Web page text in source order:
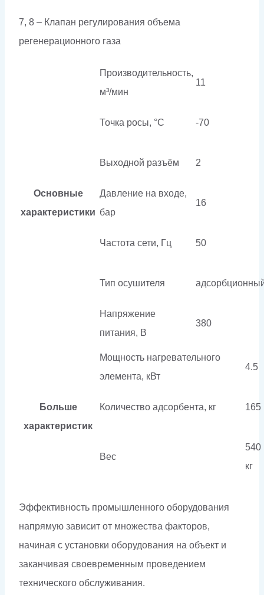
7, 8 – Клапан регулирования объема
регенерационного газа
Основные
характеристики
Производительность,
м³/мин
11
Точка росы, °C -70
Выходной разъём 2
Давление на входе,
бар
16
Частота сети, Гц 50
Тип осушителя
Напряжение
питания, В
380
Больше
характеристик
Мощность нагревательного
элемента, кВт
4.5
Количество адсорбента, кг 165
Вес
540
кг
Эффективность промышленного оборудования
напрямую зависит от множества факторов,
начиная с установки оборудования на объект и
заканчивая своевременным проведением
технического обслуживания.